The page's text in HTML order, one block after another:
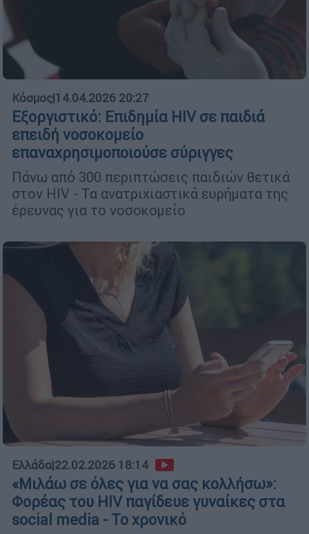
Κόσμος|14.04.2026 20:27
Εξοργιστικό: Επιδημία HIV σε παιδιά
επειδή νοσοκομείο
επαναχρησιμοποιούσε σύριγγες
Πάνω από 300 περιπτώσεις παιδιών θετικά
στον HIV - Τα ανατριχιαστικά ευρήματα της
έρευνας για το νοσοκομείο
Ελλάδα|22.02.2026 18:14
«Μιλάω σε όλες για να σας κολλήσω»:
Φορέας του HIV παγίδευε γυναίκες στα
social media - Το χρονικό